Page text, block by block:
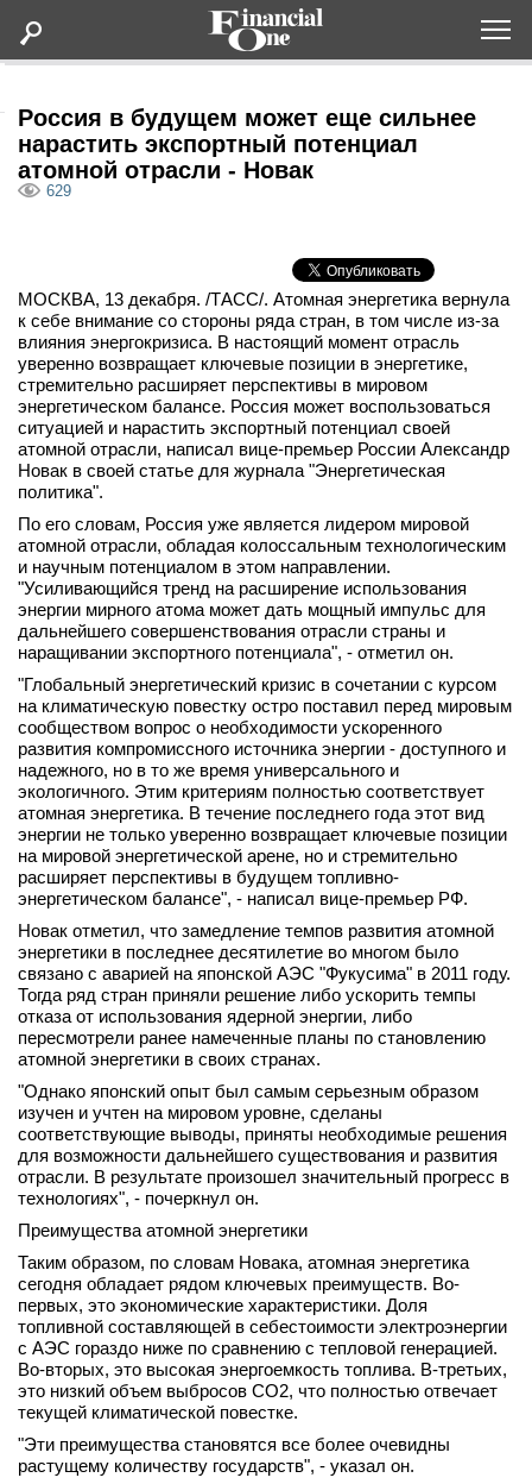
Статьи
Lifestyle
Мероприятия
Новости
Интервью
вконтакте
телеграм
Стать автором
Вход
Россия в будущем может еще сильнее
нарастить экспортный потенциал
атомной отрасли - Новак
629
МОСКВА, 13 декабря. /ТАСС/. Атомная энергетика вернула
к себе внимание со стороны ряда стран, в том числе из-за
влияния энергокризиса. В настоящий момент отрасль
уверенно возвращает ключевые позиции в энергетике,
стремительно расширяет перспективы в мировом
энергетическом балансе. Россия может воспользоваться
ситуацией и нарастить экспортный потенциал своей
атомной отрасли, написал вице-премьер России Александр
Новак в своей статье для журнала "Энергетическая
политика".
По его словам, Россия уже является лидером мировой
атомной отрасли, обладая колоссальным технологическим
и научным потенциалом в этом направлении.
"Усиливающийся тренд на расширение использования
энергии мирного атома может дать мощный импульс для
дальнейшего совершенствования отрасли страны и
наращивании экспортного потенциала", - отметил он.
"Глобальный энергетический кризис в сочетании с курсом
на климатическую повестку остро поставил перед мировым
сообществом вопрос о необходимости ускоренного
развития компромиссного источника энергии - доступного и
надежного, но в то же время универсального и
экологичного. Этим критериям полностью соответствует
атомная энергетика. В течение последнего года этот вид
энергии не только уверенно возвращает ключевые позиции
на мировой энергетической арене, но и стремительно
расширяет перспективы в будущем топливно-
энергетическом балансе", - написал вице-премьер РФ.
Новак отметил, что замедление темпов развития атомной
энергетики в последнее десятилетие во многом было
связано с аварией на японской АЭС "Фукусима" в 2011 году.
Тогда ряд стран приняли решение либо ускорить темпы
отказа от использования ядерной энергии, либо
пересмотрели ранее намеченные планы по становлению
атомной энергетики в своих странах.
"Однако японский опыт был самым серьезным образом
изучен и учтен на мировом уровне, сделаны
соответствующие выводы, приняты необходимые решения
для возможности дальнейшего существования и развития
отрасли. В результате произошел значительный прогресс в
технологиях", - почеркнул он.
Преимущества атомной энергетики
Таким образом, по словам Новака, атомная энергетика
сегодня обладает рядом ключевых преимуществ. Во-
первых, это экономические характеристики. Доля
топливной составляющей в себестоимости электроэнергии
с АЭС гораздо ниже по сравнению с тепловой генерацией.
Во-вторых, это высокая энергоемкость топлива. В-третьих,
это низкий объем выбросов СО2, что полностью отвечает
текущей климатической повестке.
"Эти преимущества становятся все более очевидны
растущему количеству государств", - указал он.